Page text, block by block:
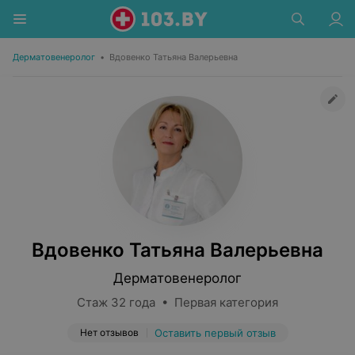
Дерматовенеролог • Вдовенко Татьяна Валерьевна
Вдовенко Татьяна Валерьевна
Дерматовенеролог
Стаж 32 года • Первая категория
Нет отзывов Оставить первый отзыв